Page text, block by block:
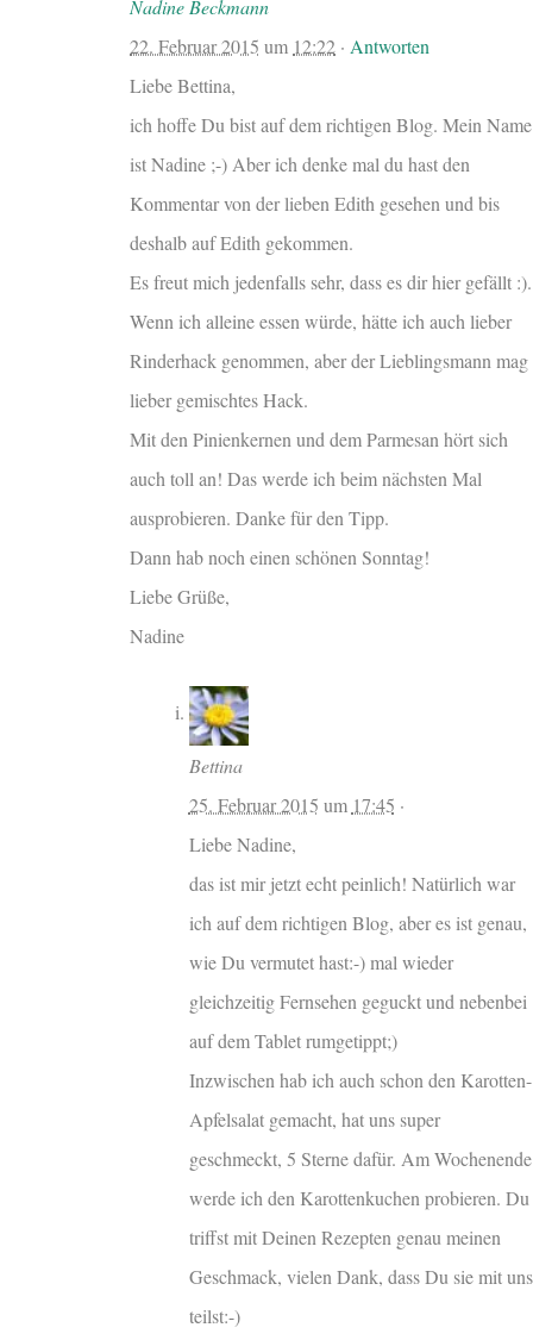
Nadine Beckmann
22. Februar 2015 um 12:22 · Antworten
Liebe Bettina,
ich hoffe Du bist auf dem richtigen Blog. Mein Name
ist Nadine ;-) Aber ich denke mal du hast den
Kommentar von der lieben Edith gesehen und bis
deshalb auf Edith gekommen.
Es freut mich jedenfalls sehr, dass es dir hier gefällt :).
Wenn ich alleine essen würde, hätte ich auch lieber
Rinderhack genommen, aber der Lieblingsmann mag
lieber gemischtes Hack.
Mit den Pinienkernen und dem Parmesan hört sich
auch toll an! Das werde ich beim nächsten Mal
ausprobieren. Danke für den Tipp.
Dann hab noch einen schönen Sonntag!
Liebe Grüße,
Nadine
Bettina
25. Februar 2015 um 17:45 ·
Liebe Nadine,
das ist mir jetzt echt peinlich! Natürlich war
ich auf dem richtigen Blog, aber es ist genau,
wie Du vermutet hast:-) mal wieder
gleichzeitig Fernsehen geguckt und nebenbei
auf dem Tablet rumgetippt;)
Inzwischen hab ich auch schon den Karotten-
Apfelsalat gemacht, hat uns super
geschmeckt, 5 Sterne dafür. Am Wochenende
werde ich den Karottenkuchen probieren. Du
triffst mit Deinen Rezepten genau meinen
Geschmack, vielen Dank, dass Du sie mit uns
teilst:-)